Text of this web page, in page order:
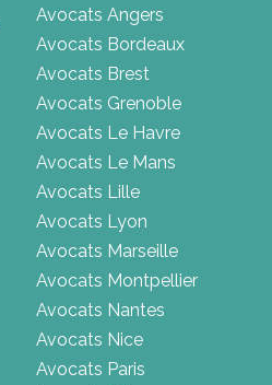
Avocats Angers
Avocats Bordeaux
Avocats Brest
Avocats Grenoble
Avocats Le Havre
Avocats Le Mans
Avocats Lille
Avocats Lyon
Avocats Marseille
Avocats Montpellier
Avocats Nantes
Avocats Nice
Avocats Paris